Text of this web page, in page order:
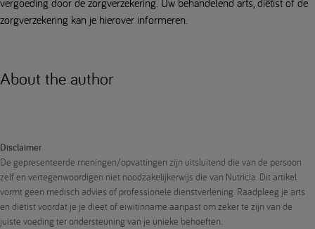
vergoeding door de zorgverzekering. Uw behandelend arts, diëtist of de
zorgverzekering kan je hierover informeren.
About the author
Disclaimer
De gepresenteerde meningen/opvattingen zijn uitsluitend die van de persoon
zelf en vertegenwoordigen niet noodzakelijkerwijs die van Nutricia. Dit artikel
vormt geen medisch advies of professionele dienstverlening. Raadpleeg je arts
en diëtist voordat je je dieet of eiwitinname aanpast om zeker te zijn van de
juiste voeding ter ondersteuning van je unieke behoeften.